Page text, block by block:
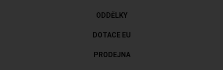
ODDĚLKY
DOTACE EU
PRODEJNA